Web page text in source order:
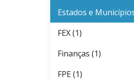
Estados e
FEX (1)
Finanças (1)
FPE (1)